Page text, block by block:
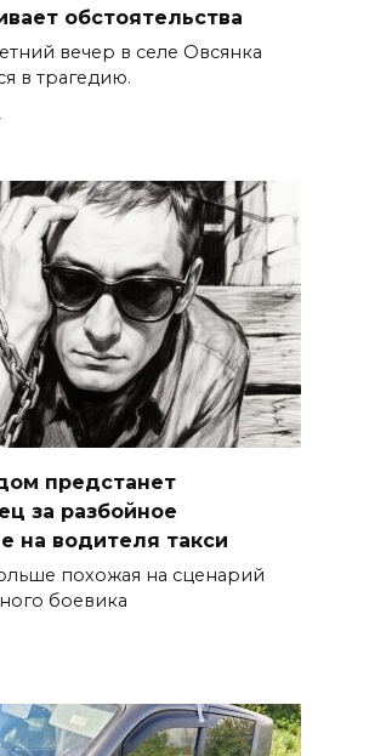
обстоятельства
вечер в селе Овсянка
в трагедию.
предстанет
за разбойное
на водителя такси
похожая на сценарий
боевика